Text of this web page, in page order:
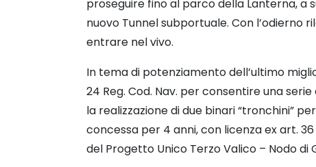
proseguire fino al parco della Lanterna, a
nuovo Tunnel subportuale. Con
entrare nel vivo.
In tema di potenziamento dell’ultimo
24 Reg. Cod. Nav. per consentire una
la realizzazione di due binari “tronchini”
concessa per 4 anni, con licenza ex art. 36
del Progetto Unico Terzo Valico – Nodo di